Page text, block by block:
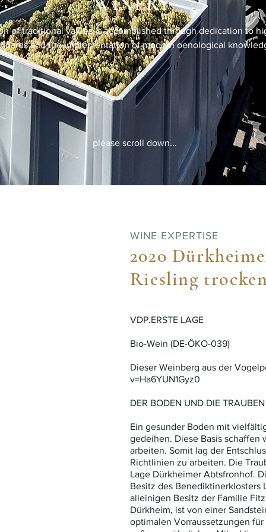
of traditional values is accomplished through dedication to
and the implementation of modern oenological
please scroll down...
WINE EXPERTISE
2020
Riesling
VDP.ERSTE LAGE
Bio-Wein (DE-ÖKO-039)
Dieser Weinberg aus der
v=Ha6YUN1Gyz0
DER BODEN UND DIE TRAUBEN
Ein gesunder Boden mit
gedeihen. Diese Basis schaffen
arbeiten. Somit lag der
Richtlinien zu arbeiten. Die
Lage Dürkheimer Abtsfronhof.
Besitz des Benediktinerklosters
alleinigen Besitz der Familie
Dürkheim, ist von einer
optimalen Vorraussetzungen